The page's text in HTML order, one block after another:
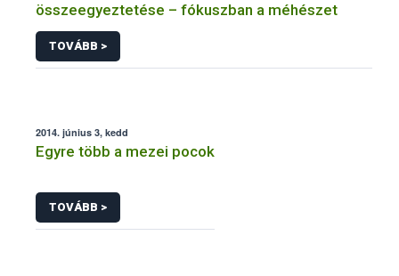
összeegyeztetése – fókuszban a méhészet
TOVÁBB >
2014. június 3, kedd
Egyre több a mezei pocok
TOVÁBB >